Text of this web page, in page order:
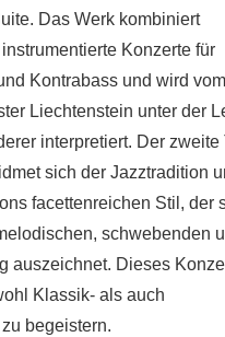
Das Werk kombiniert
Konzerte für
Kontrabass und wird vom
Liechtenstein unter der
interpretiert. Der zweite
sich der Jazztradition
facettenreichen Stil, der
schwebenden
auszeichnet. Dieses
Klassik- als auch
begeistern.